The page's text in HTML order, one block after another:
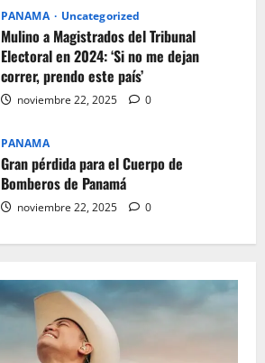
PANAMA Uncategorized
Mulino a Magistrados del Tribunal
Electoral en 2024: ‘Si no me dejan
correr, prendo este país’
noviembre 22, 2025 0
PANAMA
Gran pérdida para el Cuerpo de
Bomberos de Panamá
noviembre 22, 2025 0